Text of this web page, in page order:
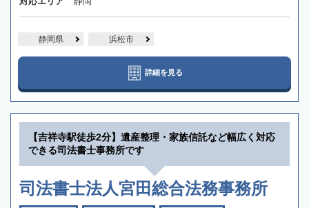
静岡県 浜松市
詳細を見る
【吉祥寺駅徒歩2分】遺産整理・家族信託など幅広く対応
できる司法書士事務所です
司法書士法人宮田総合法務事務所